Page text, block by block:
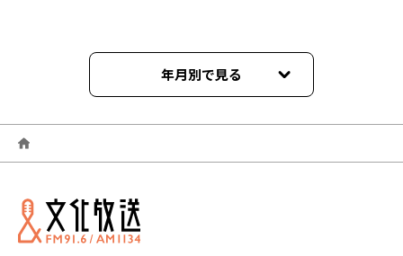
年月別で見る
2022年07月
2021年09月
2021年08月